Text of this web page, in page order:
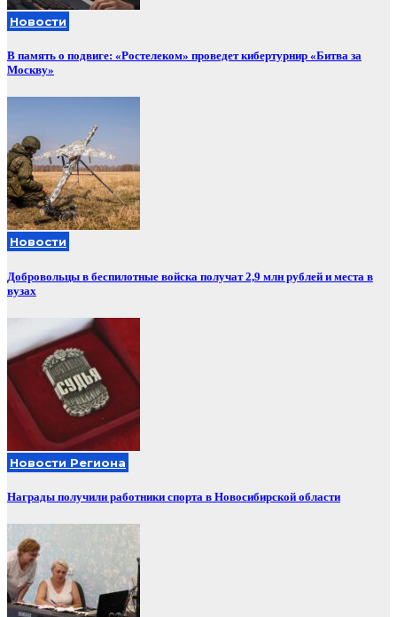
Новости
В память о подвиге: «Ростелеком» проведет кибертурнир «Битва за
Москву»
Новости
Добровольцы в беспилотные войска получат 2,9 млн рублей и места в
вузах
Новости Региона
Награды получили работники спорта в Новосибирской области